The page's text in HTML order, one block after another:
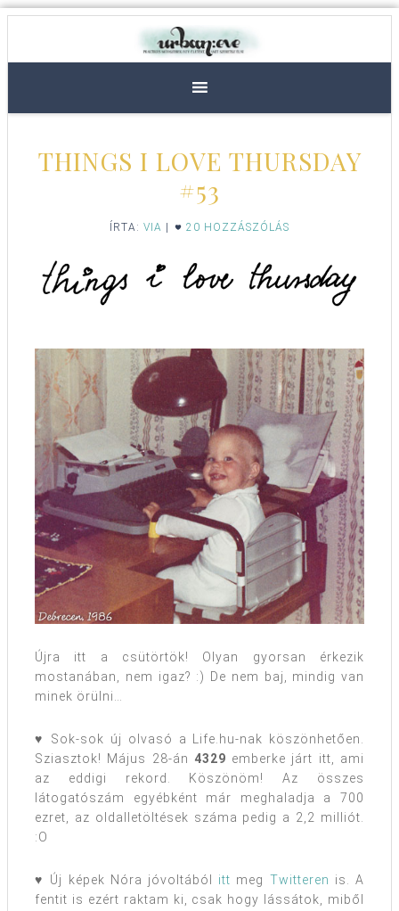
THINGS I LOVE THURSDAY
#53
ÍRTA: VIA 20 HOZZÁSZÓLÁS
Újra itt a csütörtök! Olyan gyorsan érkezik
mostanában, nem igaz? :) De nem baj, mindig van
minek örülni…
♥ Sok-sok új olvasó a Life.hu-nak köszönhetően.
Sziasztok! Május 28-án 4329 emberke járt itt, ami
az eddigi rekord. Köszönöm! Az összes
látogatószám egyébként már meghaladja a 700
ezret, az oldalletöltések száma pedig a 2,2 milliót.
:O
♥ Új képek Nóra jóvoltából itt meg Twitteren is. A
fentit is ezért raktam ki, csak hogy lássátok, miből